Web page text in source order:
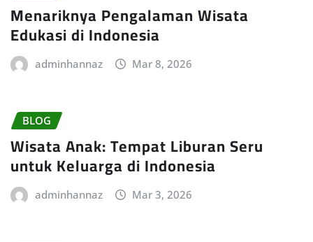
Menariknya Pengalaman Wisata
Edukasi di Indonesia
adminhannaz Mar 8, 2026
BLOG
Wisata Anak: Tempat Liburan Seru
untuk Keluarga di Indonesia
adminhannaz Mar 3, 2026